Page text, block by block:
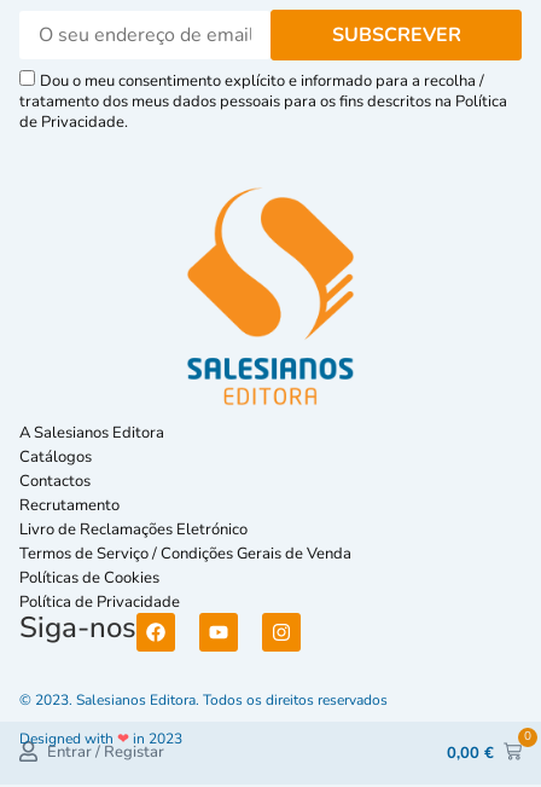
Entrar / Registar 0,00 €
0
Dou o meu consentimento explícito e informado para a recolha /
tratamento dos meus dados pessoais para os fins descritos na Política
de Privacidade.
A Salesianos Editora
Catálogos
Contactos
Recrutamento
Livro de Reclamações Eletrónico
Termos de Serviço / Condições Gerais de Venda
Políticas de Cookies
Política de Privacidade
Siga-nos
© 2023. Salesianos Editora. Todos os direitos reservados
Designed with ❤in 2023